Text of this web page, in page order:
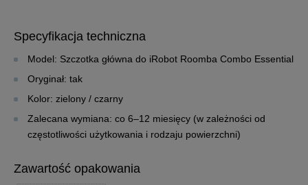
Specyfikacja techniczna
Model: Szczotka główna do iRobot Roomba Combo Essential
Oryginał: tak
Kolor: zielony / czarny
Zalecana wymiana: co 6–12 miesięcy (w zależności od
częstotliwości użytkowania i rodzaju powierzchni)
Zawartość opakowania